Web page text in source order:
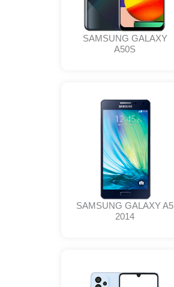
SAMSUNG GALAXY
A50S
SAMSUNG GALAXY A5
2014